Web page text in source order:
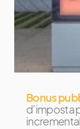
Bonus
d’imposta